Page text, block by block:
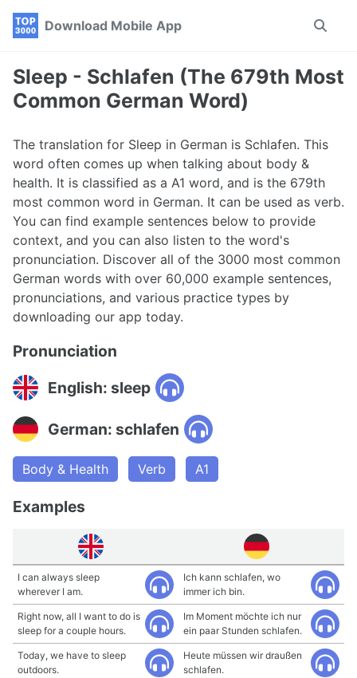
Skip
navigation
Skip
Skip
Download Mobile App
Toggle
Sleep - Schlafen (The 679th Most
Common German Word)
The translation for Sleep in German is Schlafen. This
word often comes up when talking about body &
health. It is classified as a A1 word, and is the 679th
most common word in German. It can be used as verb.
You can find example sentences below to provide
context, and you can also listen to the word's
pronunciation. Discover all of the 3000 most common
German words with over 60,000 example sentences,
pronunciations, and various practice types by
downloading our app today.
Pronunciation
English: sleep
German: schlafen
Body & Health Verb A1
Examples
I can always sleep
wherever I am.
Ich kann schlafen, wo
immer ich bin.
Right now, all I want to do is
sleep for a couple hours.
Im Moment möchte ich nur
ein paar Stunden schlafen.
Today, we have to sleep
outdoors.
Heute müssen wir draußen
schlafen.